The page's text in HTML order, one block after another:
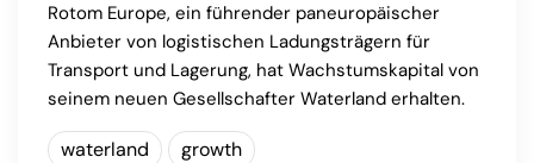
Rotom Europe, ein führender paneuropäischer
Anbieter von logistischen Ladungsträgern für
Transport und Lagerung, hat Wachstumskapital von
seinem neuen Gesellschafter Waterland erhalten.
waterland growth